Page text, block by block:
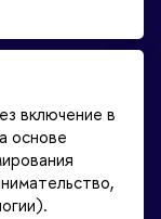
включение в
основе